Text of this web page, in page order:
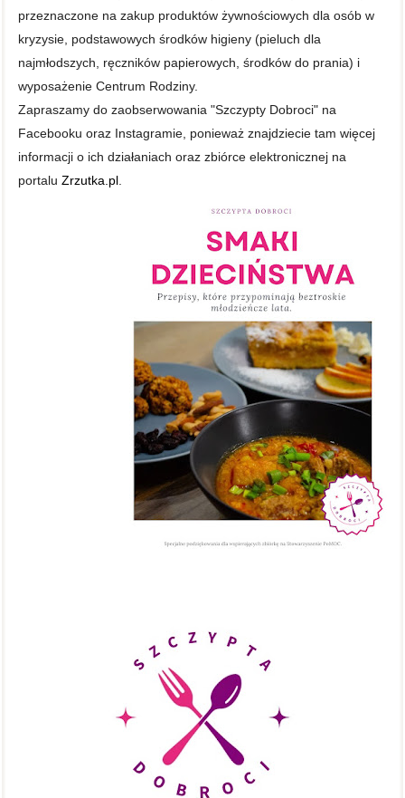
przeznaczone na zakup produktów żywnościowych dla osób w
kryzysie, podstawowych środków higieny (pieluch dla
najmłodszych, ręczników papierowych, środków do prania) i
wyposażenie Centrum Rodziny.
Zapraszamy do zaobserwowania "Szczypty Dobroci" na
Facebooku oraz Instagramie, ponieważ znajdziecie tam więcej
informacji o ich działaniach oraz zbiórce elektronicznej na
portalu Zrzutka.pl